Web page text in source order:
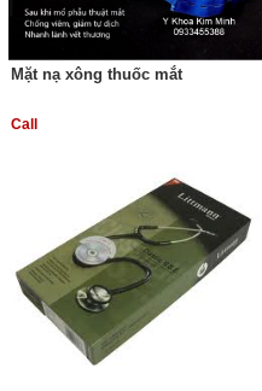
Mặt nạ xông thuốc mắt
Call